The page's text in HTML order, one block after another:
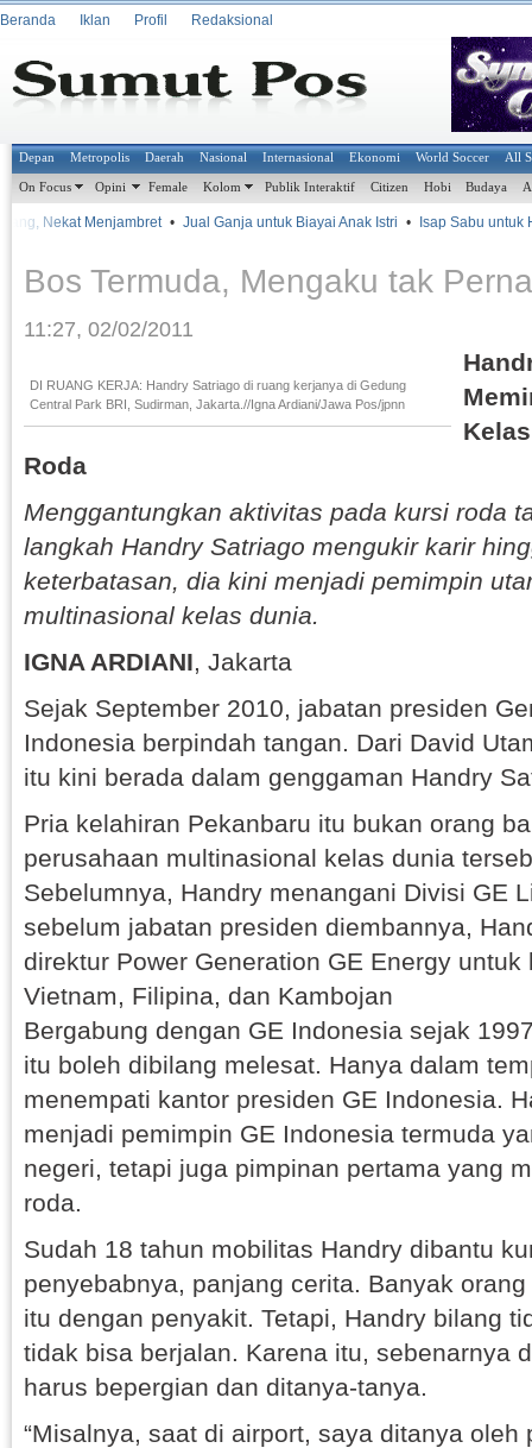
Beranda Iklan Profil Redaksional
Depan Metropolis Daerah Nasional Internasional Ekonomi World Soccer All
On Focus Opini Female Kolom Publik Interaktif Citizen Hobi Budaya
Nekat Menjambret • Jual Ganja untuk Biayai Anak Istri • Isap Sabu untuk
Bos Termuda, Mengaku tak
11:27, 02/02/2011
DI RUANG KERJA: Handry Satriago di ruang kerjanya di Gedung
Central Park BRI, Sudirman, Jakarta.//Igna Ardiani/Jawa Pos/jpnn
Roda
Menggantungkan aktivitas pada kursi roda
langkah Handry Satriago mengukir karir
keterbatasan, dia kini menjadi pemimpin
multinasional kelas dunia.
IGNA ARDIANI, Jakarta
Sejak September 2010, jabatan presiden
Indonesia berpindah tangan. Dari David
itu kini berada dalam genggaman Handry
Pria kelahiran Pekanbaru itu bukan orang
perusahaan multinasional kelas dunia
Sebelumnya, Handry menangani Divisi GE
sebelum jabatan presiden diembannya,
direktur Power Generation GE Energy
Vietnam, Filipina, dan Kambojan
Bergabung dengan GE Indonesia sejak
itu boleh dibilang melesat. Hanya dalam
menempati kantor presiden GE Indonesia.
menjadi pemimpin GE Indonesia termuda
negeri, tetapi juga pimpinan pertama yang
roda.
Sudah 18 tahun mobilitas Handry dibantu
penyebabnya, panjang cerita. Banyak
itu dengan penyakit. Tetapi, Handry bilang
tidak bisa berjalan. Karena itu, sebenarnya
harus bepergian dan ditanya-tanya.
“Misalnya, saat di airport, saya ditanya oleh